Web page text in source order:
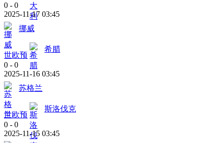
0 - 0
2025-11-17 03:45
挪威
世欧预
希腊
0 - 0
2025-11-16 03:45
苏格兰
世欧预
斯洛伐克
0 - 0
2025-11-15 03:45